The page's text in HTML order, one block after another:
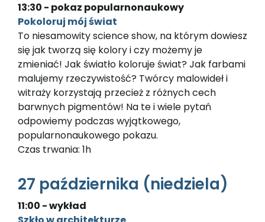
13:30 - pokaz popularnonaukowy
Pokoloruj mój świat
To niesamowity science show, na którym dowiesz
się jak tworzą się kolory i czy możemy je
zmieniać! Jak światło koloruje świat? Jak farbami
malujemy rzeczywistość? Twórcy malowideł i
witraży korzystają przecież z różnych cech
barwnych pigmentów! Na te i wiele pytań
odpowiemy podczas wyjątkowego,
popularnonaukowego pokazu.
Czas trwania: 1h
27 października (niedziela)
11:00 - wykład